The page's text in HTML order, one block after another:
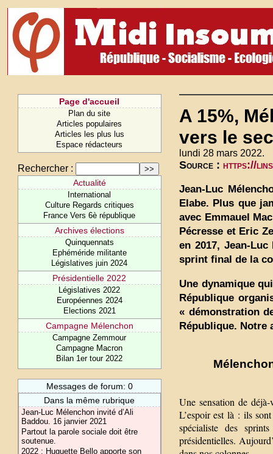
Page d'accueil
Plan du site
Articles populaires
Articles les plus lus
Espace rédacteurs
Rechercher :
Actualité
International
Culture Regards critiques
France Vers 6è république
Archives élections
Quinquennats
Ephéméride militante
Législatives juin 2024
Présidentielle 2022
Législatives 2022
Européennes 2024
Elections 2021
Campagne Mélenchon
Campagne Zemmour
Campagne Macron
Bilan 1er tour 2022
Messages de forum: 0
Dans la même rubrique
Jean-Luc Mélenchon invité d’Ali
Baddou. 16 janvier 2021
Partout la parole sociale doit être
soutenue.
2022 : Huguette Bello apporte son
A 15%,
vers le
lundi 28 mars 2022.
Source : https://
Jean-Luc
Elabe. Plus que
avec Emmauel
Pécresse et Eric
en 2017, Jean-
sprint final de la
Une dynamique
République
« démonstration
République. Notre
Une sensation de
L’espoir est là : ils
spécialiste des
présidentielles.